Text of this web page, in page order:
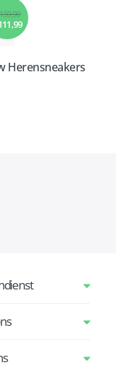
Herensneakers